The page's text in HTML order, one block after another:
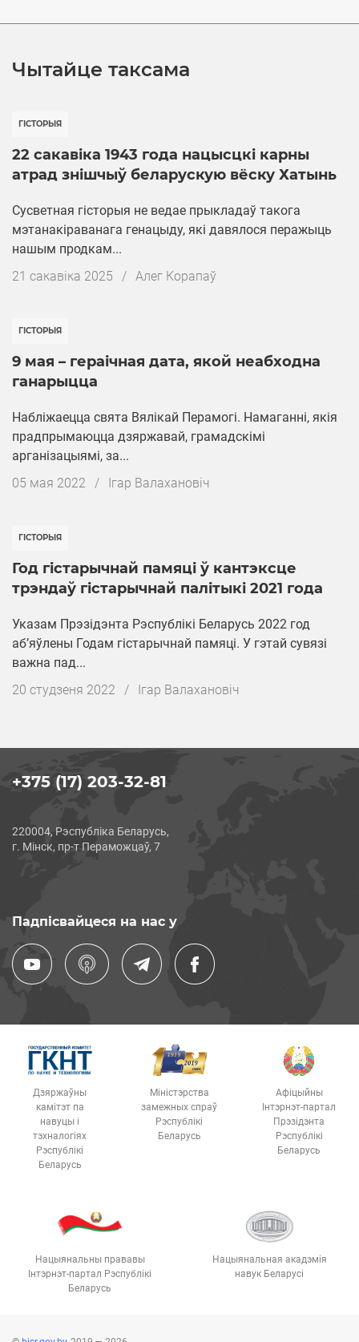
Чытайце таксама
ГІСТОРЫЯ
22 сакавіка 1943 года нацысцкі карны
атрад знішчыў беларускую вёску Хатынь
Сусветная гісторыя не ведае прыкладаў такога
мэтанакіраванага генацыду, які давялося перажыць
нашым продкам...
Дата
21 cакавіка 2025 / Алег Корапаў
ГІСТОРЫЯ
9 мая – гераічная дата, якой неабходна
ганарыцца
Набліжаецца свята Вялікай Перамогі. Намаганні, якія
прадпрымаюцца дзяржавай, грамадскімі
арганізацыямі, за...
Дата
05 мая 2022 / Iгар Валахановіч
ГІСТОРЫЯ
Год гістарычнай памяці ў кантэксце
трэндаў гістарычнай палітыкі 2021 года
Указам Прэзідэнта Рэспублікі Беларусь 2022 год
аб’яўлены Годам гістарычнай памяці. У гэтай сувязі
важна пад...
Дата
20 студзеня 2022 / Iгар Валахановіч
+375 (17) 203-32-81
220004, Рэспубліка Беларусь,
г. Мінск, пр-т Пераможцаў, 7
Падпісвайцеся на нас у
Дзяржаўны
камітэт па
навуцы і
тэхналогіях
Рэспублікі
Беларусь
Міністэрства
замежных спраў
Рэспублікі
Беларусь
Афіцыйны
Інтэрнэт-партал
Прэзідэнта
Рэспублікі
Беларусь
Нацыянальны прававы
Інтэрнэт-партал Рэспублікі
Беларусь
Нацыянальная акадэмія
навук Беларусі